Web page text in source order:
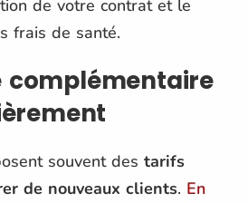
de votre contrat et le
frais de santé.
complémentaire
souvent des tarifs
de nouveaux clients. En